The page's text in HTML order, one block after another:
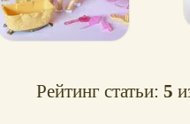
Рейтинг статьи:5